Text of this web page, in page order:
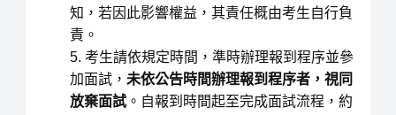
知，若因此影響權益，其責任概由考生自行負
責。
考生請依規定時間，準時辦理報到程序並參
加面試， 未依公告時間辦理報到程序者，視同
放棄面試。自報到時間起至完成面試流程，約